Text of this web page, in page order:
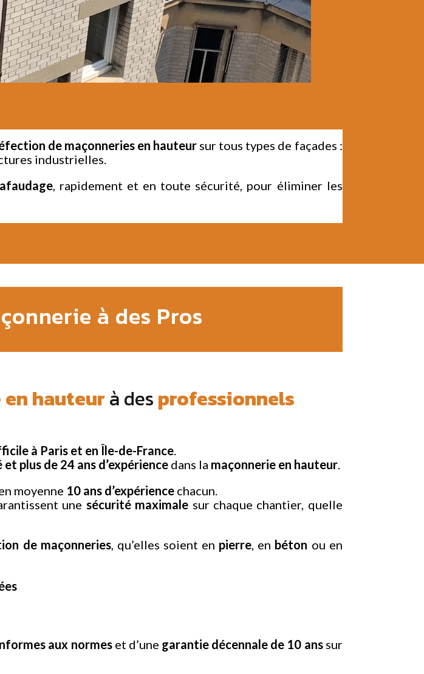
de maçonneries en hauteur sur tous types de façades :
industrielles.
, rapidement et en toute sécurité, pour éliminer les
à des Pros
hauteurà desprofessionnels
à Paris et en Île-de-France.
et plus de 24 ans d’expérience dans la maçonnerie en hauteur.
moyenne 10 ans d’expérience chacun.
une sécurité maximale sur chaque chantier, quelle
de maçonneries, qu’elles soient en pierre, en béton ou en
aux normes et d’une garantie décennale de 10 anssur